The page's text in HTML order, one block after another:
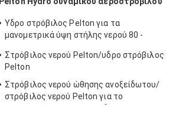
Υδρο στρόβιλος Pelton για τα
μανομετρικά ύψη στήλης νερού 80 -
Στρόβιλος νερού Pelton/υδρο στρόβιλος
Pelton
Στρόβιλος νερού ώθησης ανοξείδωτου/
στρόβιλος νερού Pelton για το